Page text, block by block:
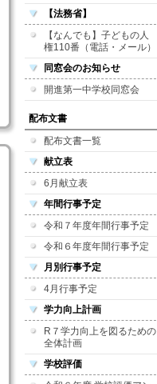
【法務省】
【なんでも】子どもの人
権110番（電話・メール）
同窓会のお知らせ
開進第一中学校同窓会
配布文書
配布文書一覧
献立表
6月献立表
年間行事予定
令和７年度年間行事予定
令和６年度年間行事予定
月別行事予定
4月行事予定
学力向上計画
R７学力向上を図るための
全体計画
学校評価